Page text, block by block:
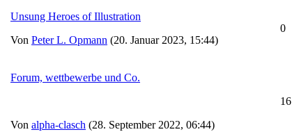
Unsung Heroes of Illustration
Von Peter L. Opmann (20. Januar 2023, 15:44)
0
Forum, wettbewerbe und Co.
Von alpha-clasch (28. September 2022, 06:44)
16